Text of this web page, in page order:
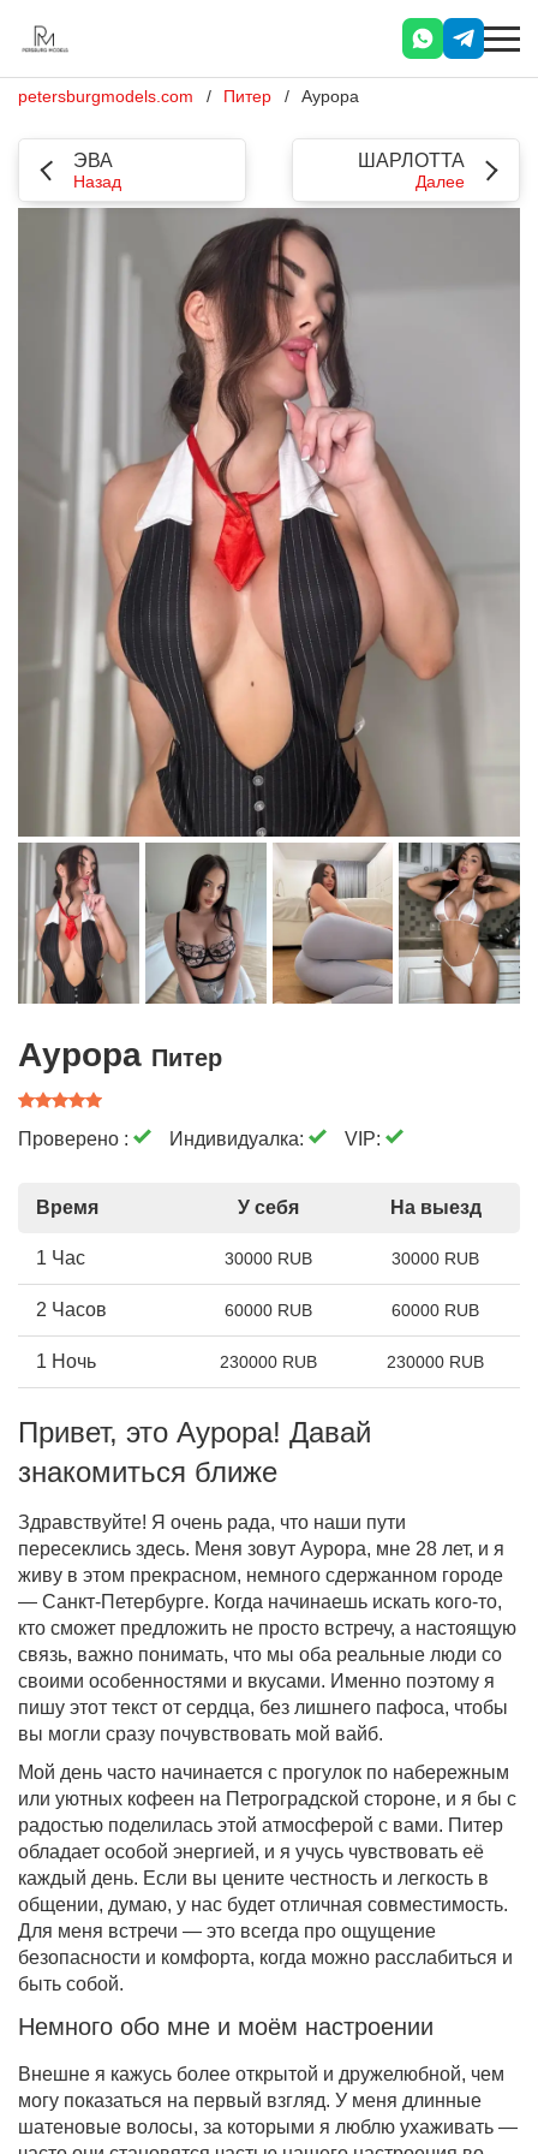
petersburgmodels.com Питер Аурора
ЭВА
Назад
ШАРЛОТТА
Далее
Аурора Питер
Проверено : Индивидуалка: VIP:
Время У себя На выезд
1 Час 30000 RUB 30000 RUB
2 Часов 60000 RUB 60000 RUB
1 Ночь 230000 RUB 230000 RUB
Привет, это Аурора! Давай
знакомиться ближе
Здравствуйте! Я очень рада, что наши пути
пересеклись здесь. Меня зовут Аурора, мне 28 лет, и я
живу в этом прекрасном, немного сдержанном городе
— Санкт-Петербурге. Когда начинаешь искать кого-то,
кто сможет предложить не просто встречу, а настоящую
связь, важно понимать, что мы оба реальные люди со
своими особенностями и вкусами. Именно поэтому я
пишу этот текст от сердца, без лишнего пафоса, чтобы
вы могли сразу почувствовать мой вайб.
Мой день часто начинается с прогулок по набережным
или уютных кофеен на Петроградской стороне, и я бы с
радостью поделилась этой атмосферой с вами. Питер
обладает особой энергией, и я учусь чувствовать её
каждый день. Если вы цените честность и легкость в
общении, думаю, у нас будет отличная совместимость.
Для меня встречи — это всегда про ощущение
безопасности и комфорта, когда можно расслабиться и
быть собой.
Немного обо мне и моём настроении
Внешне я кажусь более открытой и дружелюбной, чем
могу показаться на первый взгляд. У меня длинные
шатеновые волосы, за которыми я люблю ухаживать —